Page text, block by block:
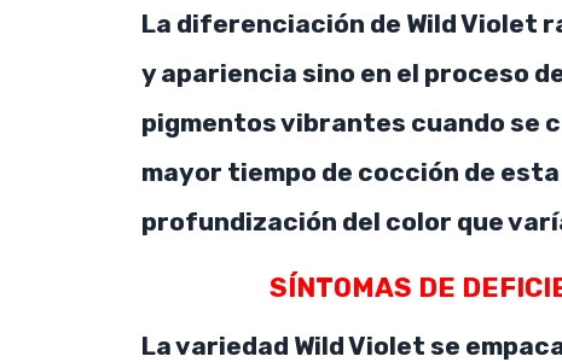
La diferenciación de Wild Violet
y apariencia sino en el proceso
pigmentos vibrantes cuando se
mayor tiempo de cocción de
profundización del color que
SÍNTOMAS DE
La variedad Wild Violet se